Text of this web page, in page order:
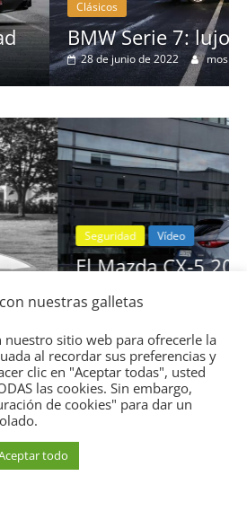
lujo desde 1977
mospotter84 0
5 2022 logra la máxima
de seguridad del
2021 mospotter84 0
del Motor
nuestras galletas
nuestro sitio web para ofrecerle la
al recordar sus preferencias y
clic en "Aceptar todas", usted
las cookies. Sin embargo,
de cookies" para dar un
todo